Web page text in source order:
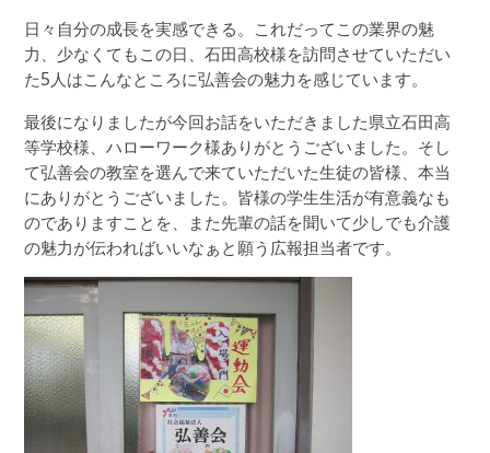
日々自分の成長を実感できる。これだってこの業界の魅
力、少なくてもこの日、石田高校様を訪問させていただい
た5人はこんなところに弘善会の魅力を感じています。
最後になりましたが今回お話をいただきました県立石田高
等学校様、ハローワーク様ありがとうございました。そし
て弘善会の教室を選んで来ていただいた生徒の皆様、本当
にありがとうございました。皆様の学生生活が有意義なも
のでありますことを、また先輩の話を聞いて少しでも介護
の魅力が伝わればいいなぁと願う広報担当者です。